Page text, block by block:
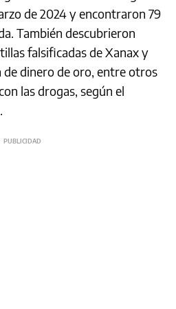
de 2024 y encontraron 79
También descubrieron
falsificadas de Xanax y
dinero de oro, entre otros
las drogas, según el